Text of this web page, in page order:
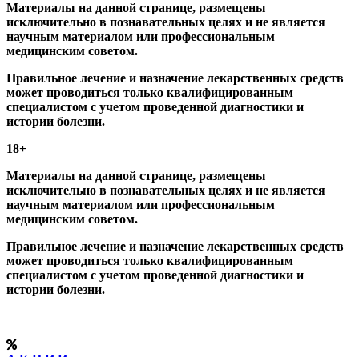
Материалы на данной странице, размещены
исключительно в познавательных целях и не является
научным материалом или профессиональным
медицинским советом.
Правильное лечение и назначение лекарственных средств
может проводиться только квалифицированным
специалистом с учетом проведенной диагностики и
истории болезни.
18+
Материалы на данной странице, размещены
исключительно в познавательных целях и не является
научным материалом или профессиональным
медицинским советом.
Правильное лечение и назначение лекарственных средств
может проводиться только квалифицированным
специалистом с учетом проведенной диагностики и
истории болезни.